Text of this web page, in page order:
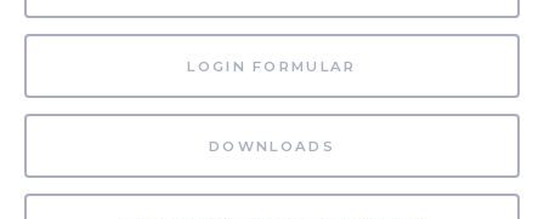
LOGIN FORMULAR
DOWNLOADS